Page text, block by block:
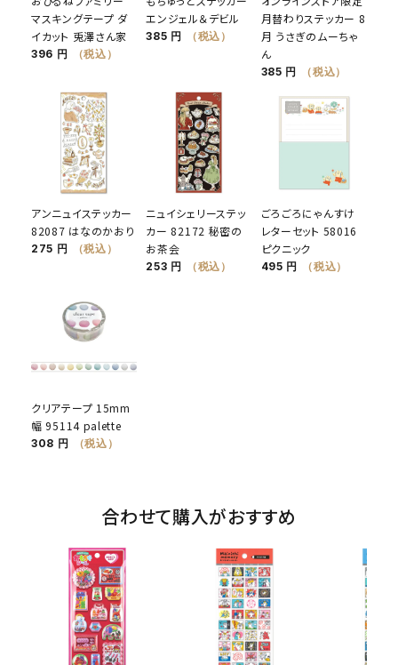
マスキングテープ ダ
イカット 兎澤さん家
396 円 （税込）
エンジェル＆デビル
385 円 （税込）
月替わりステッカー 8
月 うさぎのムーちゃ
ん
385 円 （税込）
アンニュイステッカー
82087 はなのかおり
275 円 （税込）
ニュイシェリーステッ
カー 82172 秘密の
お茶会
253 円 （税込）
ごろごろにゃんすけ
レターセット 58016
ピクニック
495 円 （税込）
クリアテープ 15mm
幅 95114 palette
308 円 （税込）
合わせて購入がおすすめ